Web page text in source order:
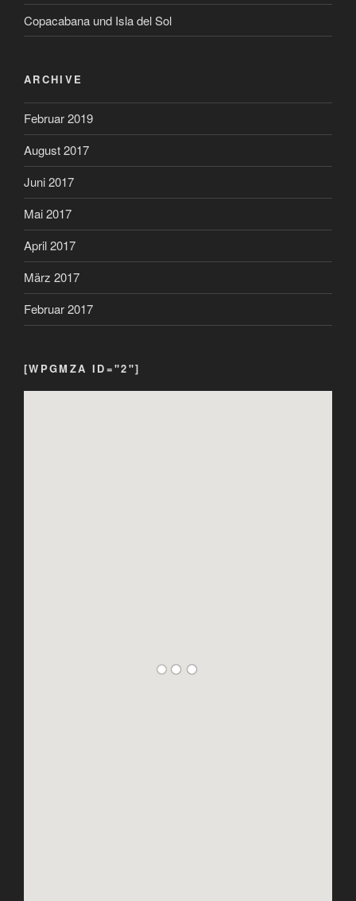
Copacabana und Isla del Sol
ARCHIVE
Februar 2019
August 2017
Juni 2017
Mai 2017
April 2017
März 2017
Februar 2017
[WPGMZA ID="2"]